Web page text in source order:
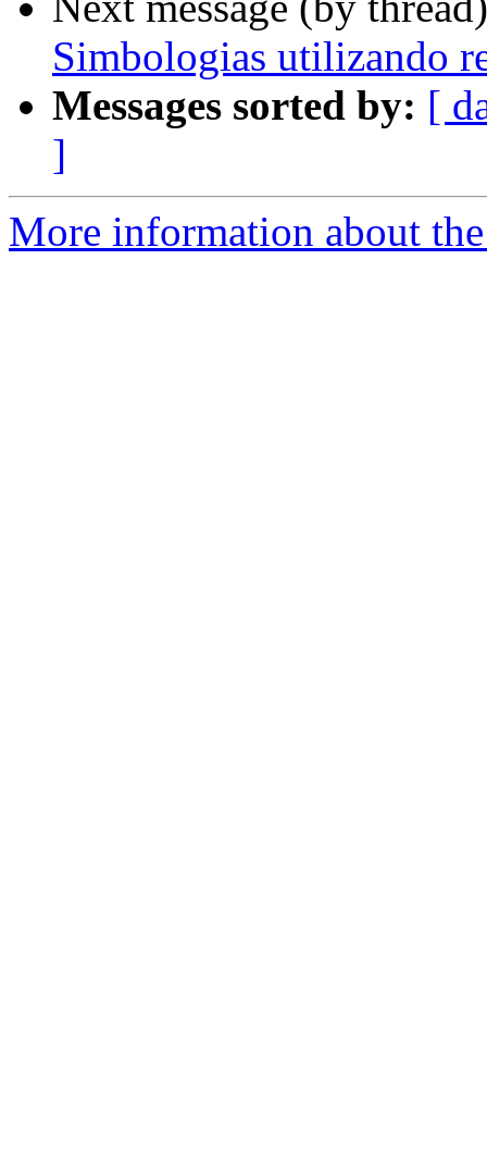
Simbologias utilizando
Messages sorted by: [
]
More information about